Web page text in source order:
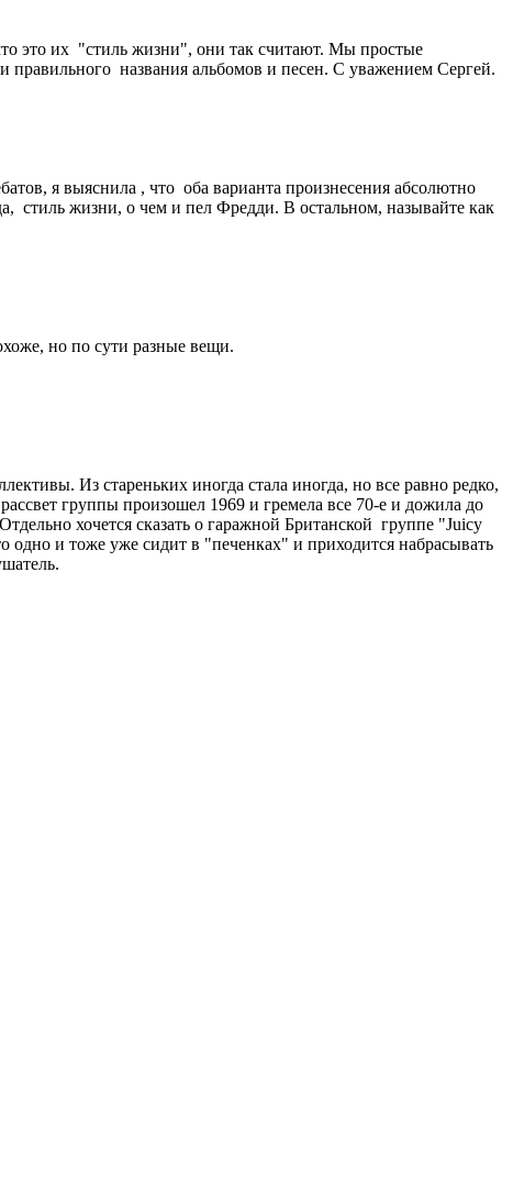
это их "стиль жизни", они так считают. Мы простые
названия альбомов и песен. С уважением Сергей.
я выяснила , что оба варианта произнесения абсолютно
стиль жизни, о чем и пел Фредди. В остальном, называйте как
но по сути разные вещи.
Из стареньких иногда стала иногда, но все равно редко,
группы произошел 1969 и гремела все 70-е и дожила до
хочется сказать о гаражной Британской группе "Juicy
одно и тоже уже сидит в "печенках" и приходится набрасывать